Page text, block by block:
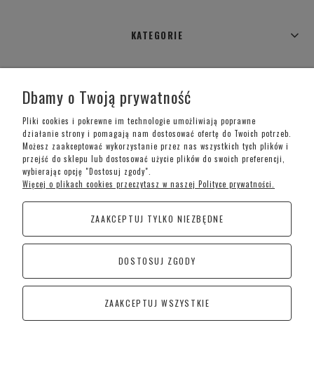
KATEGORIE
MOJE KONTO
INFORMACJE O SKLEPIE
Telefon kontaktowy –+48 697 733 970
Poniedziałek-Piątek: 09:00 - 19:00,
Sobota: 09:00-15:00
CoraSchody – Schody | Poręcze i Balustrady
Kościan
Śremska 1, 64-010 Jerka
Dbamy o Twoją prywatność
Pliki cookies i pokrewne im technologie umożliwiają poprawne
działanie strony i pomagają nam dostosować ofertę do Twoich potrzeb.
Możesz zaakceptować wykorzystanie przez nas wszystkich tych plików i
przejść do sklepu lub dostosować użycie plików do swoich preferencji,
wybierając opcję "Dostosuj zgody".
Więcej o plikach cookies przeczytasz w naszej Polityce prywatności.
ZAAKCEPTUJ TYLKO NIEZBĘDNE
DOSTOSUJ ZGODY
ZAAKCEPTUJ WSZYSTKIE